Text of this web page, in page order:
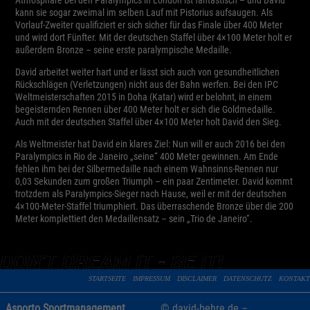
kann sie sogar zweimal im selben Lauf mit Pistorius aufsaugen. Als
Vorlauf-Zweiter qualifiziert er sich sicher für das Finale über 400 Meter
und wird dort Fünfter. Mit der deutschen Staffel über 4×100 Meter holt er
außerdem Bronze – seine erste paralympische Medaille.
David arbeitet weiter hart und er lässt sich auch von gesundheitlichen
Rückschlägen (Verletzungen) nicht aus der Bahn werfen. Bei den IPC
Weltmeisterschaften 2015 in Doha (Katar) wird er belohnt, in einem
begeisternden Rennen über 400 Meter holt er sich die Goldmedaille.
Auch mit der deutschen Staffel über 4×100 Meter holt David den Sieg.
Als Weltmeister hat David ein klares Ziel: Nun will er auch 2016 bei den
Paralympics in Rio de Janeiro „seine“ 400 Meter gewinnen. Am Ende
fehlen ihm bei der Silbermedaille nach einem Wahnsinns-Rennen nur
0,03 Sekunden zum großen Triumph – ein paar Zentimeter. David kommt
trotzdem als Paralympics-Sieger nach Hause, weil er mit der deutschen
4×100-Meter-Staffel triumphiert. Das überraschende Bronze über die 200
Meter komplettiert den Medaillensatz – sein „Trio de Janeiro“.
KONTAKT
DATENSCHUTZ
DISCLAIMER
IMPRESSUM
STARTSEITE
Zurück
Datenschutzeinstellungen
Essenziell (1)
Essenzielle Cookies ermöglichen grundlegende Funktionen und sind für die
einwandfreie Funktion der Website erforderlich.
Cookie-Informationen anzeigen
Externe Medien (5)
Inhalte von Videoplattformen und Social-Media-Plattformen werden
standardmäßig blockiert. Wenn Cookies von externen Medien akzeptiert werden,
bedarf der Zugriff auf diese Inhalte keiner manuellen Einwilligung mehr.
Cookie-Informationen anzeigen
Datenschutzerklärung Impressum